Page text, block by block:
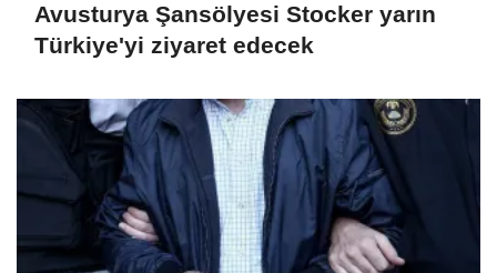
Avusturya Şansölyesi Stocker yarın
Türkiye'yi ziyaret edecek